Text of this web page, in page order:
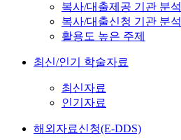
복사/대출제공 기관 분석
복사/대출신청 기관 분석
활용도 높은 주제
최신/인기 학술자료
최신자료
인기자료
해외자료신청(E-DDS)